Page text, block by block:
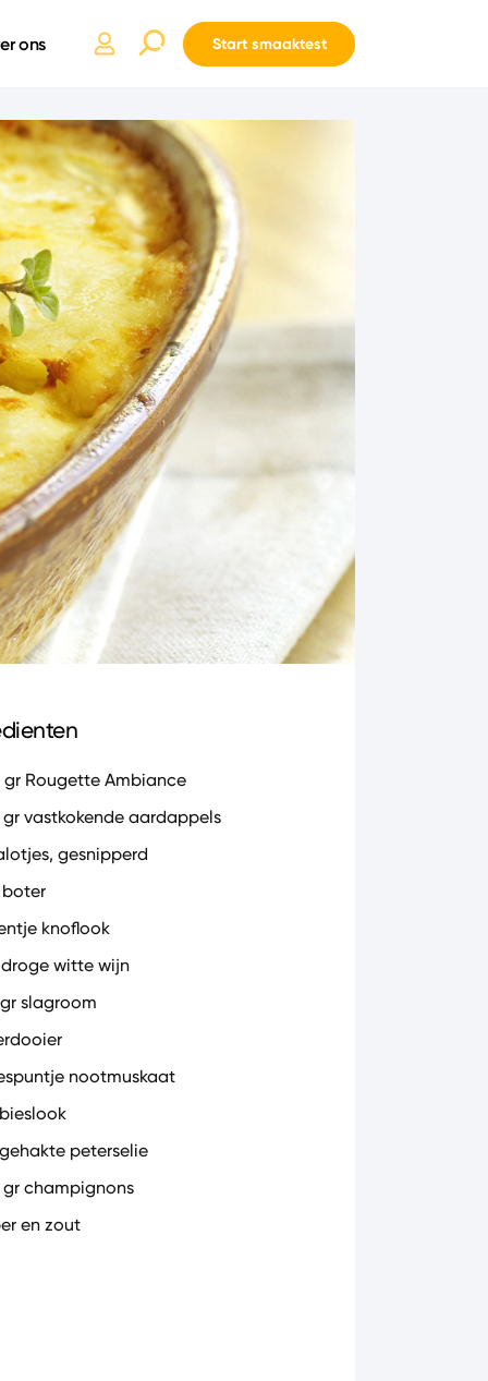
ons Start smaaktest
gr Rougette Ambiance
gr vastkokende aardappels
gesnipperd
boter
knoflook
droge witte wijn
slagroom
nootmuskaat
peterselie
gr champignons
en zout